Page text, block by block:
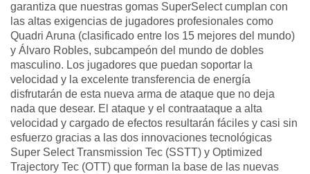
garantiza que nuestras gomas SuperSelect cumplan con
las altas exigencias de jugadores profesionales como
Quadri Aruna (clasificado entre los 15 mejores del mundo)
y Álvaro Robles, subcampeón del mundo de dobles
masculino. Los jugadores que puedan soportar la
velocidad y la excelente transferencia de energía
disfrutarán de esta nueva arma de ataque que no deja
nada que desear. El ataque y el contraataque a alta
velocidad y cargado de efectos resultarán fáciles y casi sin
esfuerzo gracias a las dos innovaciones tecnológicas
Super Select Transmission Tec (SSTT) y Optimized
Trajectory Tec (OTT) que forman la base de las nuevas